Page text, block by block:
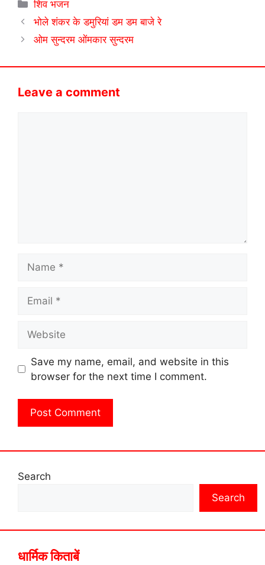
शिव भजन
भोले शंकर के डमुरियां डम डम बाजे रे
ओम सुन्दरम ओंमकार सुन्दरम
Leave a comment
Save my name, email, and website in this
browser for the next time I comment.
Search
Search
धार्मिक किताबें